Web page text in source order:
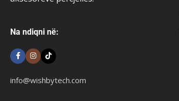
Na ndiqni në:
info@wishbytech.com